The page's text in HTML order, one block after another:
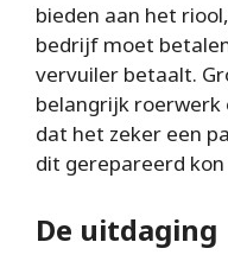
bieden aan het
bedrijf moet
vervuiler betaalt.
belangrijk roerwerk
dat het zeker een
dit gerepareerd
De uitdaging